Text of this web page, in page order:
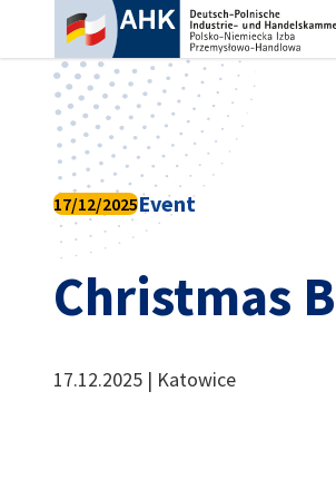
Christmas
17/12/2025Event
17.12.2025 | Katowice